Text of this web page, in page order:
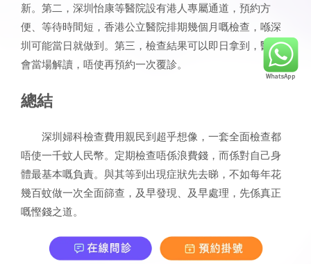
新。第二，深圳怡康等醫院設有港人專屬通道，預約方
便、等待時間短，香港公立醫院排期幾個月嘅檢查，喺深
圳可能當日就做到。第三，檢查結果可以即日拿到，醫生
會當場解讀，唔使再預約一次覆診。
總結
深圳婦科檢查費用親民到超乎想像，一套全面檢查都
唔使一千蚊人民幣。定期檢查唔係浪費錢，而係對自己身
體最基本嘅負責。與其等到出現症狀先去睇，不如每年花
幾百蚊做一次全面篩查，及早發現、及早處理，先係真正
嘅慳錢之道。